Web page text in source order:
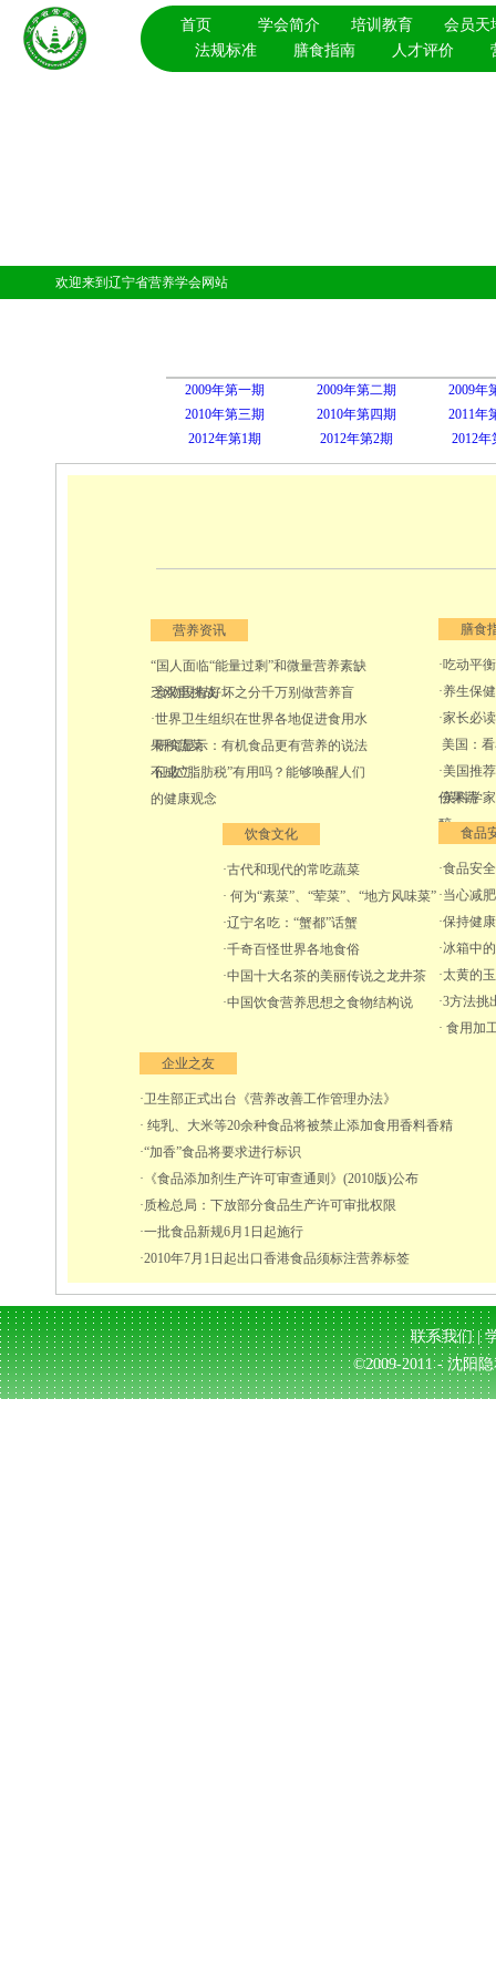
首页 学会简介 培训教育
会员天
法规标准
膳食指南 人才评价
欢迎来到辽宁省营养学会网站
2009年第一期 2009年第二期
2009年
2010年第三期
2010年第四期
2011年
2012年第1期
2012年第2期 2012年
营养资讯
“国人面临“能量过剩”和微量营养素缺
乏双重挑战
·食物没有好坏之分千万别做营养盲
·世界卫生组织在世界各地促进食用水
果和蔬菜
·研究显示：有机食品更有营养的说法
不成立
·征收“脂肪税”有用吗？能够唤醒人们
的健康观念
饮食文化
·古代和现代的常吃蔬菜
· 何为“素菜”、“荤菜”、“地方风味菜”
·辽宁名吃：“蟹都”话蟹
·千奇百怪世界各地食俗
·中国十大名茶的美丽传说之龙井茶
·中国饮食营养思想之食物结构说
膳食
·吃动平
·养生保
·家长必
美国：
·美国推
份果蔬
·英科学
醇
食品
·食品安
·当心减
·保持健
·冰箱中
·太黄的
·3方法挑
· 食用加
企业之友
·卫生部正式出台《营养改善工作管理办法》
· 纯乳、大米等20余种食品将被禁止添加食用香料香精
·“加香”食品将要求进行标识
·《食品添加剂生产许可审查通则》(2010版)公布
·质检总局：下放部分食品生产许可审批权限
·一批食品新规6月1日起施行
·2010年7月1日起出口香港食品须标注营养标签
联系我们|
©2009-2011 - 沈阳